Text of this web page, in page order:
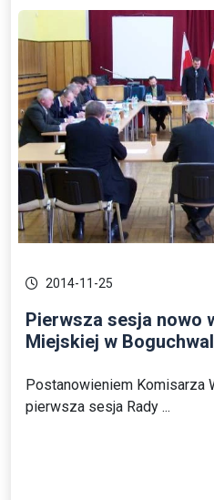
2014-11-25
Pierwsza sesja nowo
Miejskiej w
Postanowieniem Komisarza
pierwsza sesja Rady ...